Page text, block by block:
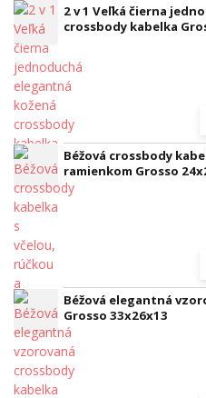
2 v 1 Veľká čierna
crossbody kabelka
Béžová crossbody
ramienkom Grosso
Béžová elegantná
Grosso 33x26x13